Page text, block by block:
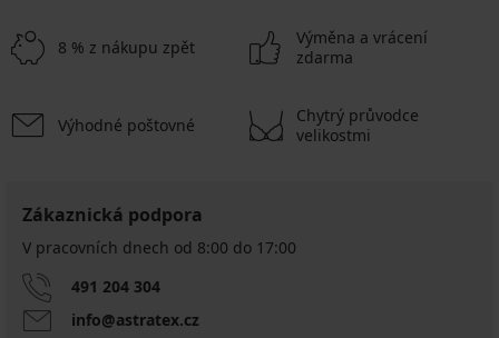
8 % z nákupu zpět
Výměna a vrácení
zdarma
Výhodné poštovné
Chytrý průvodce
velikostmi
Zákaznická podpora
V pracovních dnech od 8:00 do 17:00
491 204 304
info@astratex.cz